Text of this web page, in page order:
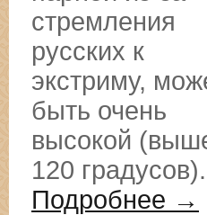
стремления
русских к
экстриму,
быть очень
высокой
120
Подробнее →